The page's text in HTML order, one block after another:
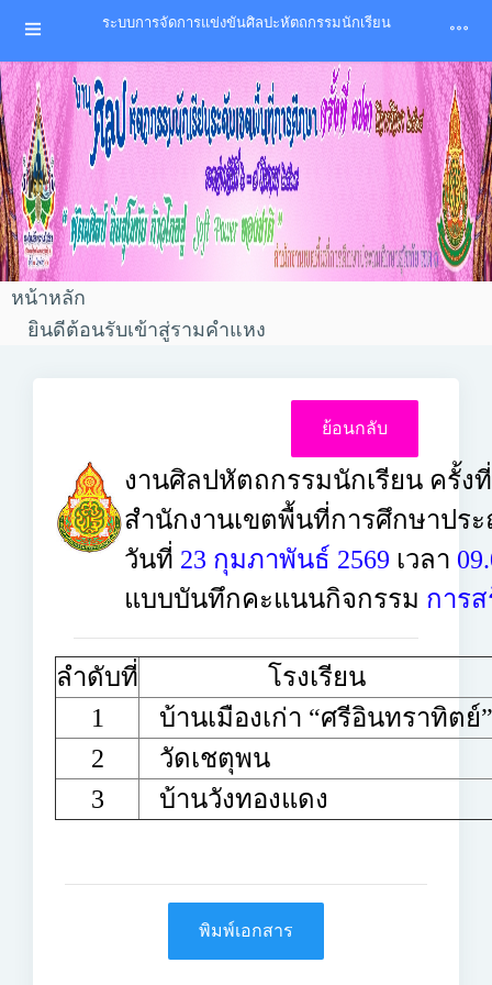
ระบบการจัดการแข่งขันศิลปะหัตถกรรมนักเรียน
หน้าหลัก
ยินดีต้อนรับเข้าสู่รามคำแหง
งานศิลปหัตถกรรมนักเรียน ครั้ง
สำนักงานเขตพื้นที่การศึกษาปร
วันที่ 23 กุมภาพันธ์ 2569 เวลา
แบบบันทึกคะแนนกิจกรรม การ
ลำดับที่
โรงเรียน
1
บ้านเมืองเก่า “ศรีอินทราทิตย์”
2
วัดเชตุพน
3
บ้านวังทองแดง